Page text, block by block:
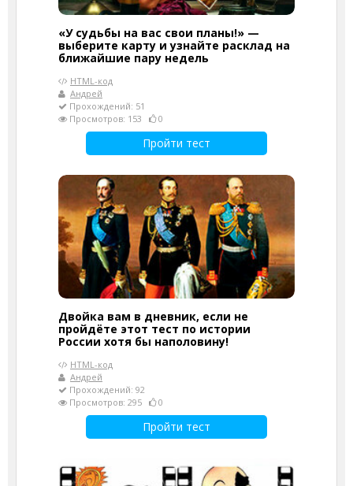
«У судьбы на вас свои планы!» —
выберите карту и узнайте расклад на
ближайшие пару недель
HTML-код
Андрей
Прохождений: 51
Просмотров: 153
0
Пройти тест
Двойка вам в дневник, если не
пройдёте этот тест по истории
России хотя бы наполовину!
HTML-код
Андрей
Прохождений: 92
Просмотров: 295
0
Пройти тест